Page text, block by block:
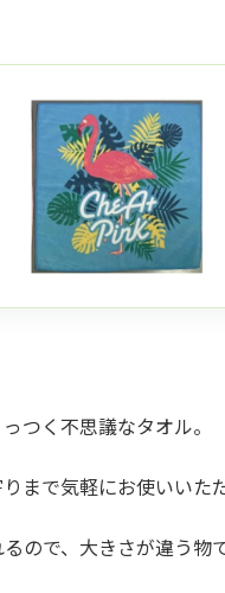
つく不思議なタオル。
まで気軽にお使いいただ
ので、大きさが違う物